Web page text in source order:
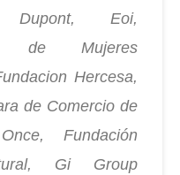
Dupont, Eoi,
de Mujeres
Hercesa,
de Comercio de
Fundación
Gi Group